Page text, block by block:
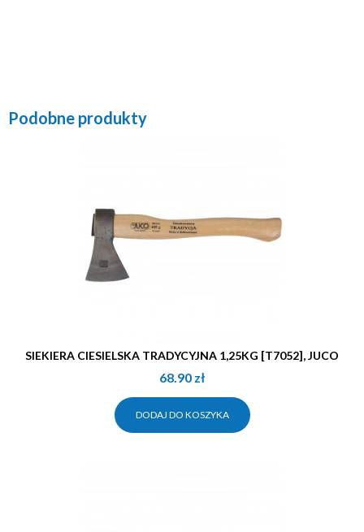
Podobne produkty
SIEKIERA CIESIELSKA TRADYCYJNA 1,25KG [T7052], JUCO
68.90 zł
DODAJ DO KOSZYKA